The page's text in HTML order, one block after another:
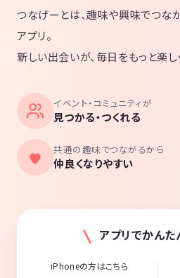
つなげーとは、趣味や興味でつな
アプリ。
新しい出会いが、毎日をもっと楽し
イベント・コミュニティが
見つかる・つくれる
共通の趣味でつながるから
仲良くなりやすい
アプリでかんた
iPhoneの方はこちら